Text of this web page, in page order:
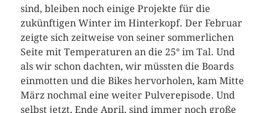
sind, bleiben noch einige Projekte für die
zukünftigen Winter im Hinterkopf. Der Februar
zeigte sich zeitweise von seiner sommerlichen
Seite mit Temperaturen an die 25° im Tal. Und
als wir schon dachten, wir müssten die Boards
einmotten und die Bikes hervorholen, kam Mitte
März nochmal eine weiter Pulverepisode. Und
selbst jetzt, Ende April, sind immer noch große